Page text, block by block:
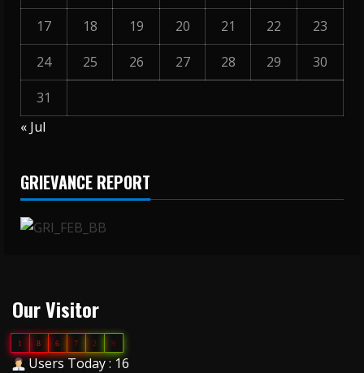
17
18 19 20 21 22
23
24
25 26 27 28 29
30
31
« Jul
GRIEVANCE REPORT
Our Visitor
1 8 6 7 2 9
Users Today : 16